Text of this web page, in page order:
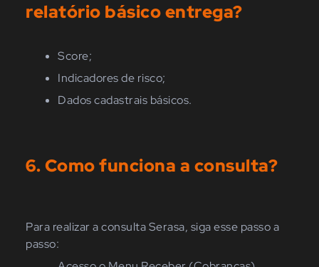
relatório básicoentrega?
Score;
Indicadores de risco;
Dados cadastrais básicos.
6. Como funciona a consulta?
Para realizar a consulta Serasa, siga esse passo a
passo: